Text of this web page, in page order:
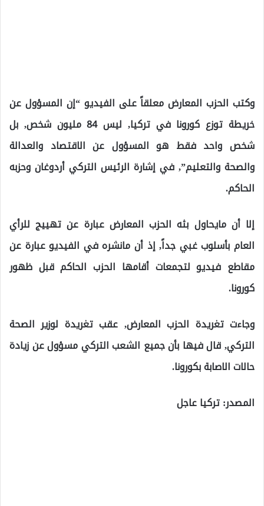
وكتب الحزب المعارض معلقاً على الفيديو “إن المسؤول عن
خريطة توزع كورونا في تركيا, ليس 84 مليون شخص, بل
شخص واحد فقط هو المسؤول عن الاقتصاد والعدالة
والصحة والتعليم”, في إشارة الرئيس التركي أردوغان وحزبه
الحاكم.
إلا أن مايحاول بثه الحزب المعارض عبارة عن تهييج للرأي
العام بأسلوب غبي جداً, إذ أن مانشره في الفيديو عبارة عن
مقاطع فيديو لتجمعات أقامها الحزب الحاكم قبل ظهور
كورونا.
وجاءت تغريدة الحزب المعارض, عقب تغريدة لوزير الصحة
التركي, قال فيها بأن جميع الشعب التركي مسؤول عن زيادة
حالات الاصابة بكورونا.
المصدر: تركيا عاجل